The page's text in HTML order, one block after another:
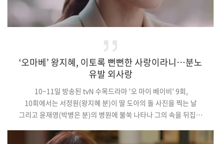
‘오마베’ 왕지혜, 이토록 뻔뻔한 사랑이라니…분노
유발 외사랑
10~11일 방송된 tvN 수목드라마 '오 마이 베이비' 9회,
10회에서는 서정원(왕지혜 분)이 딸 도아의 돌 사진을 찍는 날
그리고 윤재영(박병은 분)의 병원에 불쑥 나타나 그의 속을 뒤집어
잘못된 선택으로 인해 윤재영과 멀어진 현실에서 그의 마음을 다시